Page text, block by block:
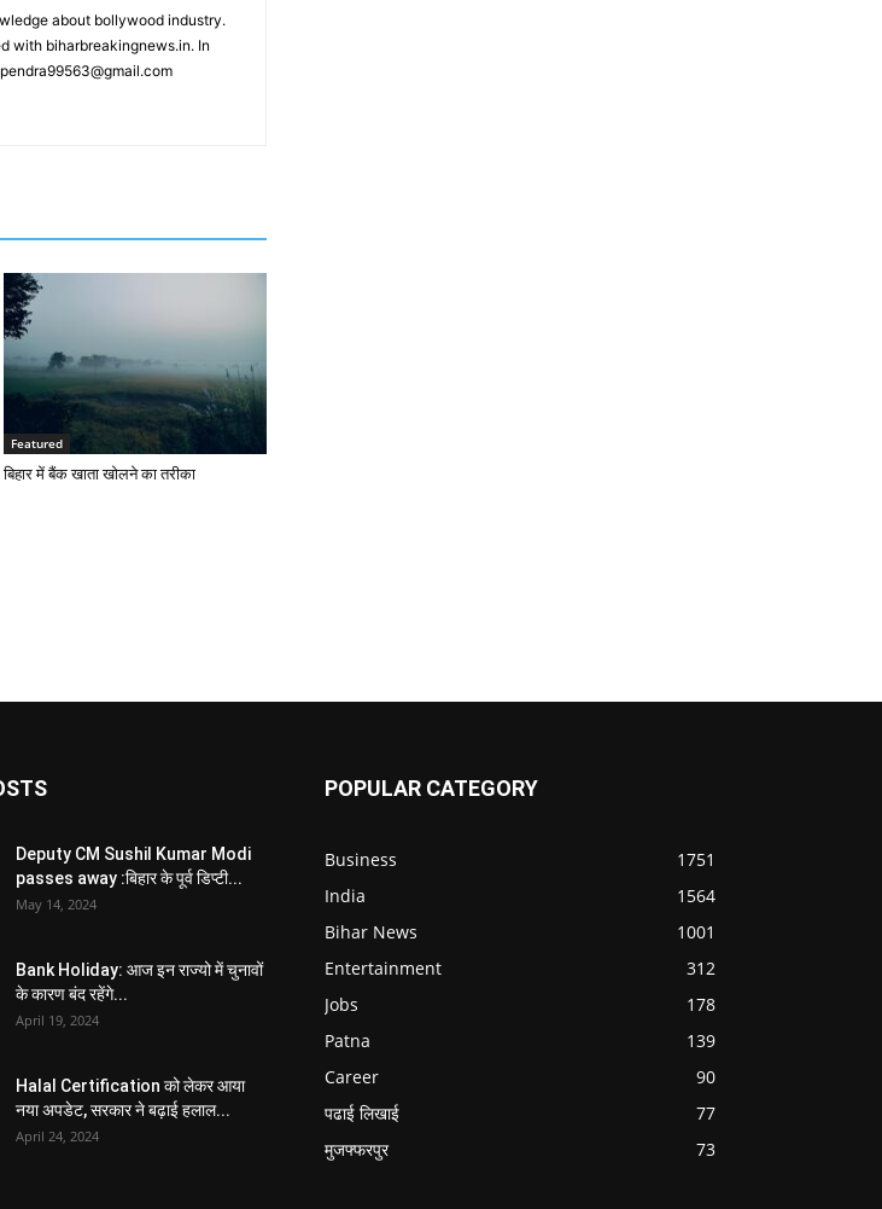
about bollywood industry.
with biharbreakingnews.in. In
Featured
बिहार में बैंक खाता खोलने का तरीका
Deputy CM Sushil Kumar Modi
passes away :बिहार के पूर्व डिप्टी...
May 14, 2024
Bank Holiday: आज इन राज्यो में चुनावों
के कारण बंद रहेंगे...
April 19, 2024
Halal Certification को लेकर आया
नया अपडेट, सरकार ने बढ़ाई हलाल...
April 24, 2024
POPULAR CATEGORY
Business
1751
India
1564
Bihar News
1001
Entertainment
312
Jobs
178
Patna
139
Career
90
पढाई लिखाई
77
मुजफ्फरपुर
73